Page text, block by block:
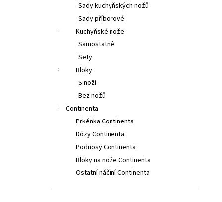
Sady kuchyňských nožů
Sady příborové
Kuchyňské nože
Samostatné
Sety
Bloky
S noži
Bez nožů
Continenta
Prkénka Continenta
Dózy Continenta
Podnosy Continenta
Bloky na nože Continenta
Ostatní náčiní Continenta
Původně:399 Kč